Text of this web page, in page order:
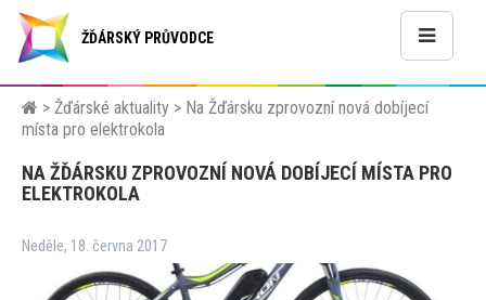
ŽĎÁRSKÝ PRŮVODCE
> Žďárské aktuality > Na Žďársku zprovozní nová dobíjecí
místa pro elektrokola
NA ŽĎÁRSKU ZPROVOZNÍ NOVÁ DOBÍJECÍ MÍSTA PRO
ELEKTROKOLA
Neděle, 18. června 2017